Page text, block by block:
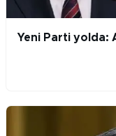
Yeni Parti yolda: